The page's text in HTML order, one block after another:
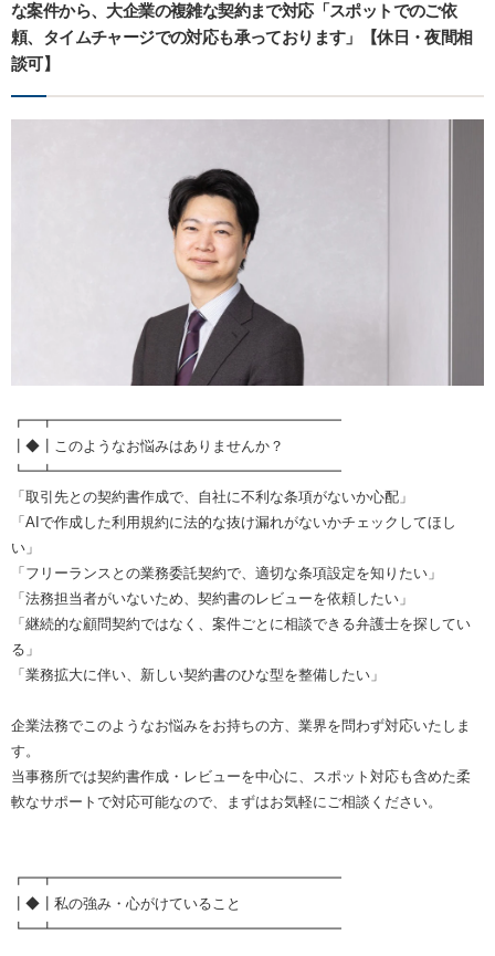
な案件から、大企業の複雑な契約まで対応「スポットでのご依
頼、タイムチャージでの対応も承っております」【休日・夜間相
談可】
┏━┳━━━━━━━━━━━━━━━━━━━━
┃◆┃このようなお悩みはありませんか？
┗━┻━━━━━━━━━━━━━━━━━━━━
「取引先との契約書作成で、自社に不利な条項がないか心配」
「AIで作成した利用規約に法的な抜け漏れがないかチェックしてほし
い」
「フリーランスとの業務委託契約で、適切な条項設定を知りたい」
「法務担当者がいないため、契約書のレビューを依頼したい」
「継続的な顧問契約ではなく、案件ごとに相談できる弁護士を探してい
る」
「業務拡大に伴い、新しい契約書のひな型を整備したい」
企業法務でこのようなお悩みをお持ちの方、業界を問わず対応いたしま
す。
当事務所では契約書作成・レビューを中心に、スポット対応も含めた柔
軟なサポートで対応可能なので、まずはお気軽にご相談ください。
┏━┳━━━━━━━━━━━━━━━━━━━━
┃◆┃私の強み・心がけていること
┗━┻━━━━━━━━━━━━━━━━━━━━